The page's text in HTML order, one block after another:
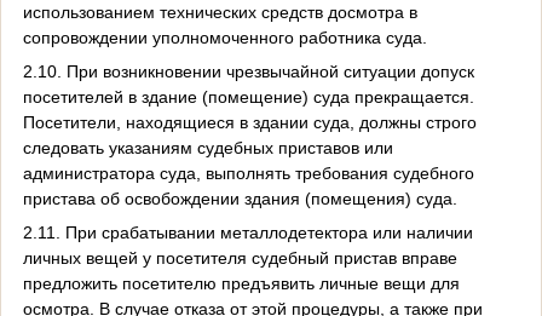
использованием технических средств досмотра в
сопровождении уполномоченного работника суда.
2.10. При возникновении чрезвычайной ситуации допуск
посетителей в здание (помещение) суда прекращается.
Посетители, находящиеся в здании суда, должны строго
следовать указаниям судебных приставов или
администратора суда, выполнять требования судебного
пристава об освобождении здания (помещения) суда.
2.11. При срабатывании металлодетектора или наличии
личных вещей у посетителя судебный пристав вправе
предложить посетителю предъявить личные вещи для
осмотра. В случае отказа от этой процедуры, а также при